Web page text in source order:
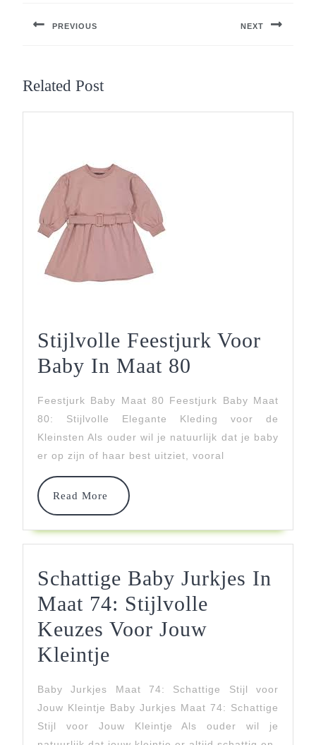
PREVIOUS NEXT
Related Post
Stijlvolle Feestjurk Voor
Baby In Maat 80
Voor
Baby
In
Feestjurk Baby Maat 80 Feestjurk Baby Maat
80: Stijlvolle Elegante Kleding voor de
Kleinsten Als ouder wil je natuurlijk dat je baby
er op zijn of haar best uitziet, vooral
Read More
Read
More
Schattige Baby Jurkjes In
Maat 74: Stijlvolle
Keuzes Voor Jouw
Kleintje
Jurkjes
In
Baby Jurkjes Maat 74: Schattige Stijl voor
Jouw Kleintje Baby Jurkjes Maat 74: Schattige
Stijl voor Jouw Kleintje Als ouder wil je